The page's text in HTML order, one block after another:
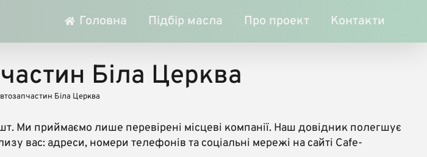
Головна Підбір масла Про проект Контакти
Біла Церква
Біла Церква
Ми приймаємо лише перевірені місцеві компанії. Наш довідник полегшує
вас: адреси, номери телефонів та соціальні мережі на сайті Cafe-